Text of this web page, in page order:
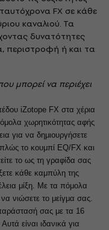
ταυτόχρονα FX σε κάθε
καναλιού. Τα
δυνατότητες
περιστροφή ή και τα
μπορεί να περιέχει
iZotope FX στα χέρια
χωρητικότητας αφής
για να δημιουργήσετε
το κουμπί EQ/FX και
το ως τη γραφίδα σας
κάθε καμπύλη της
μίξη. Με τα πόμολα
νιώσετε το μείγμα σας.
σας με τα 16
είναι ιδανικά για